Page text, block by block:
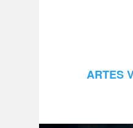
ARTES